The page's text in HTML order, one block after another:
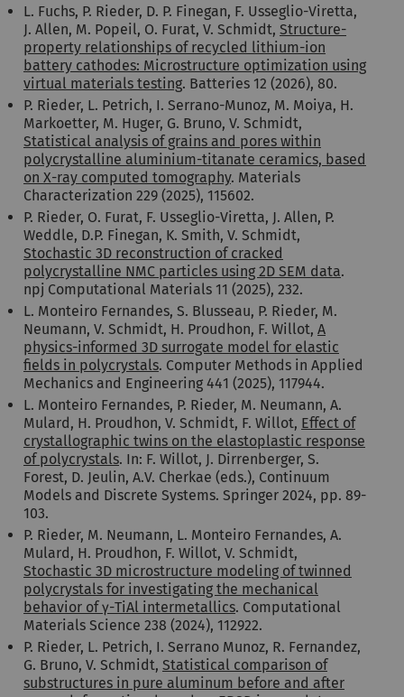
L. Fuchs, P. Rieder, D. P. Finegan, F. Usseglio-Viretta,
J. Allen, M. Popeil, O. Furat, V. Schmidt, Structure-
property relationships of recycled lithium-ion
battery cathodes: Microstructure optimization using
virtual materials testing. Batteries 12 (2026), 80.
P. Rieder, L. Petrich, I. Serrano-Munoz, M. Moiya, H.
Markoetter, M. Huger, G. Bruno, V. Schmidt,
Statistical analysis of grains and pores within
polycrystalline aluminium-titanate ceramics, based
on X-ray computed tomography. Materials
Characterization 229 (2025), 115602.
P. Rieder, O. Furat, F. Usseglio-Viretta, J. Allen, P.
Weddle, D.P. Finegan, K. Smith, V. Schmidt,
Stochastic 3D reconstruction of cracked
polycrystalline NMC particles using 2D SEM data.
npj Computational Materials 11 (2025), 232.
L. Monteiro Fernandes, S. Blusseau, P. Rieder, M.
Neumann, V. Schmidt, H. Proudhon, F. Willot, A
physics-informed 3D surrogate model for elastic
fields in polycrystals. Computer Methods in Applied
Mechanics and Engineering 441 (2025), 117944.
L. Monteiro Fernandes, P. Rieder, M. Neumann, A.
Mulard, H. Proudhon, V. Schmidt, F. Willot, Effect of
crystallographic twins on the elastoplastic response
of polycrystals. In: F. Willot, J. Dirrenberger, S.
Forest, D. Jeulin, A.V. Cherkae (eds.), Continuum
Models and Discrete Systems. Springer 2024, pp. 89-
103.
P. Rieder, M. Neumann, L. Monteiro Fernandes, A.
Mulard, H. Proudhon, F. Willot, V. Schmidt,
Stochastic 3D microstructure modeling of twinned
polycrystals for investigating the mechanical
behavior of γ-TiAl intermetallics. Computational
Materials Science 238 (2024), 112922.
P. Rieder, L. Petrich, I. Serrano Munoz, R. Fernandez,
G. Bruno, V. Schmidt, Statistical comparison of
substructures in pure aluminum before and after